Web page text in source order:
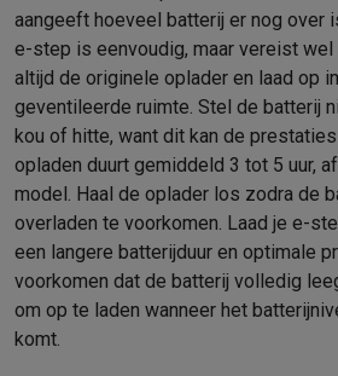
aangeeft hoeveel batterij er nog over
e-step is eenvoudig, maar vereist wel
altijd de originele oplader en laad op
geventileerde ruimte. Stel de batterij
kou of hitte, want dit kan de
opladen duurt gemiddeld 3 tot 5 uur,
model. Haal de oplader los zodra de
overladen te voorkomen. Laad je e-
een langere batterijduur en optimale
voorkomen dat de batterij volledig
om op te laden wanneer het
komt.